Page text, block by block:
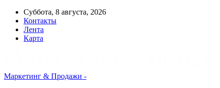
Суббота, 8 августа, 2026
Контакты
Лента
Карта
Маркетинг & Продажи -